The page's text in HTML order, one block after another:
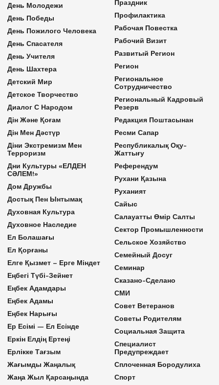
День Молодежи
День Победы
День Пожилого Человека
День Спасателя
День Учителя
День Шахтера
Детский Мир
Детское Творчество
Диалог С Народом
Дін Және Қоғам
Дін Мен Дәстүр
Діни Экстремизм Мен
Терроризм
Дни Культуры «ЕЛДЕН
СӘЛЕМ!»
Дом Дружбы
Достық Пен Ынтымақ
Духовная Культура
Духовное Наследие
Ел Болашағы
Ел Қорғаны
Елге Қызмет – Ерге Міндет
Еңбегі Түбі-Зейнет
Еңбек Адамдары
Еңбек Адамы
Еңбек Нарығы
Ер Есімі — Ел Есінде
Еркін Елдің Ертеңі
Ерлікке Тағзым
Жағымды Жаңалық
Жаңа Жыл Қарсаңында
Праздник
Профилактика
Рабочая Повестка
Рабочий Визит
Развитый Регион
Регион
Региональное
Сотрудничество
Региональный Кадровый
Резерв
Редакция Поштасынан
Ресми Сапар
Республикалық Оқу-
Жаттығу
Референдум
Рухани Қазына
Руханият
Сайыс
Салауатты Өмір Салты
Сектор Промышленности
Сельское Хозяйство
Семейный Досуг
Семинар
Сказано-Сделано
СМИ
Совет Ветеранов
Советы Родителям
Социальная Защита
Специалист
Предупреждает
Сплоченная Бородулиха
Спорт